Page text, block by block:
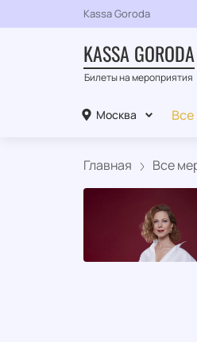
Kassa Goroda
KASSA GORODA
Билеты на мероприятия
Москва
Главная Все